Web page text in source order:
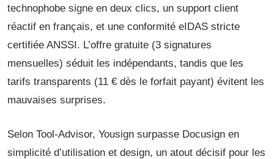
technophobe signe en deux clics, un support client
réactif en français, et une conformité eIDAS stricte
certifiée ANSSI. L’offre gratuite (3 signatures
mensuelles) séduit les indépendants, tandis que les
tarifs transparents (11 € dès le forfait payant) évitent les
mauvaises surprises.
Selon Tool-Advisor, Yousign surpasse Docusign en
simplicité d’utilisation et design, un atout décisif pour les